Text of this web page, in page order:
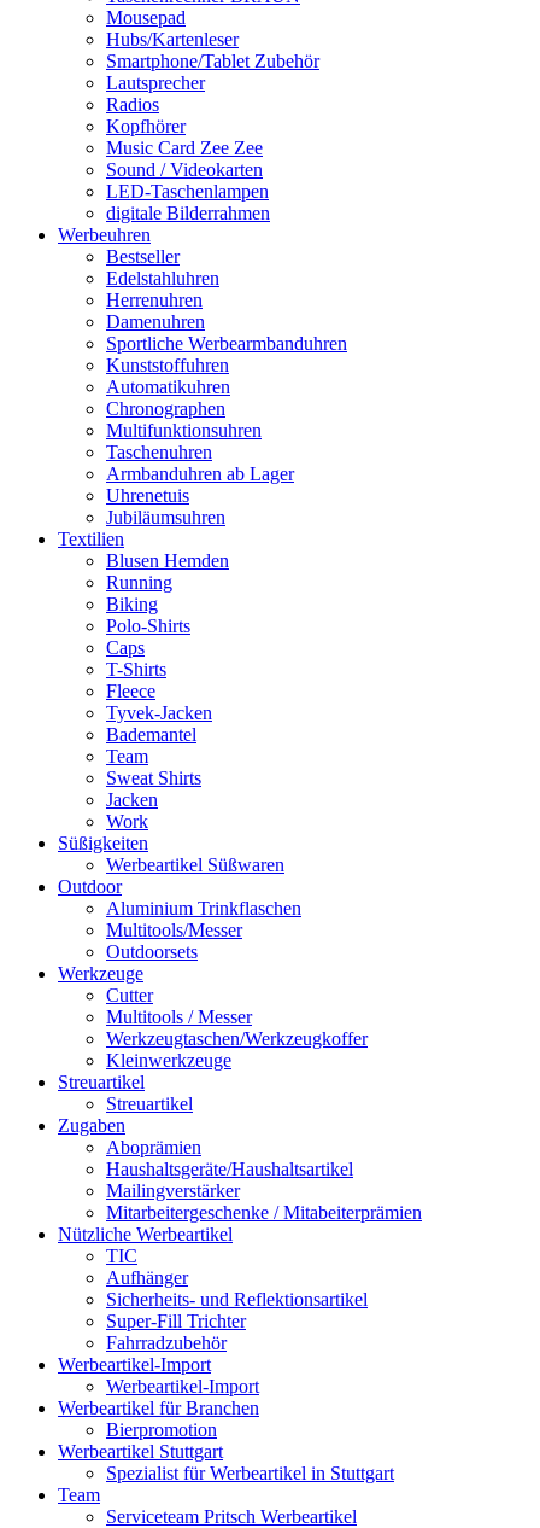
Mousepad
Hubs/Kartenleser
Smartphone/Tablet Zubehör
Lautsprecher
Radios
Kopfhörer
Music Card Zee Zee
Sound / Videokarten
LED-Taschenlampen
digitale Bilderrahmen
Werbeuhren
Bestseller
Edelstahluhren
Herrenuhren
Damenuhren
Sportliche Werbearmbanduhren
Kunststoffuhren
Automatikuhren
Chronographen
Multifunktionsuhren
Taschenuhren
Armbanduhren ab Lager
Uhrenetuis
Jubiläumsuhren
Textilien
Blusen Hemden
Running
Biking
Polo-Shirts
Caps
T-Shirts
Fleece
Tyvek-Jacken
Bademantel
Team
Sweat Shirts
Jacken
Work
Süßigkeiten
Werbeartikel Süßwaren
Outdoor
Aluminium Trinkflaschen
Multitools/Messer
Outdoorsets
Werkzeuge
Cutter
Multitools / Messer
Werkzeugtaschen/Werkzeugkoffer
Kleinwerkzeuge
Streuartikel
Streuartikel
Zugaben
Aboprämien
Haushaltsgeräte/Haushaltsartikel
Mailingverstärker
Mitarbeitergeschenke / Mitabeiterprämien
Nützliche Werbeartikel
TIC
Aufhänger
Sicherheits- und Reflektionsartikel
Super-Fill Trichter
Fahrradzubehör
Werbeartikel-Import
Werbeartikel-Import
Werbeartikel für Branchen
Bierpromotion
Werbeartikel Stuttgart
Spezialist für Werbeartikel in Stuttgart
Team
Serviceteam Pritsch Werbeartikel